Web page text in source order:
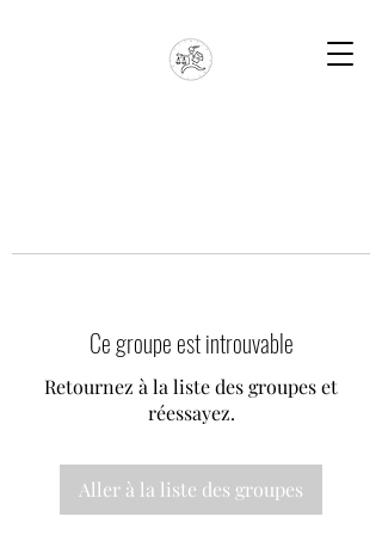
Ce groupe est introuvable
Retournez à la liste des groupes et
réessayez.
Aller à la liste des groupes